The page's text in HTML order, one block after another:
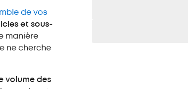
de vos
et sous-
manière
ne cherche
volume des